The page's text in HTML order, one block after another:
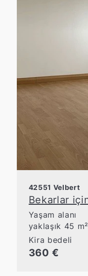
42551 Velbert
Yaşam alanı
yaklaşık 45 m²
Kira bedeli
360 €